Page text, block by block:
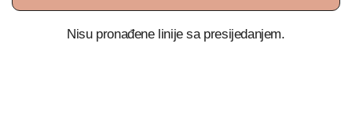
Nisu pronađene linije sa presijedanjem.